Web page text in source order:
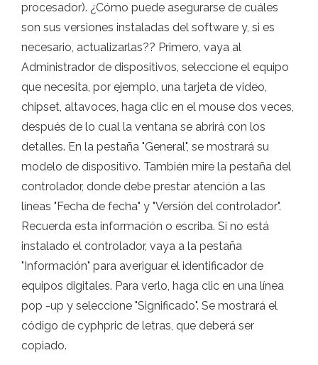
procesador). ¿Cómo puede asegurarse de cuáles
son sus versiones instaladas del software y, si es
necesario, actualizarlas?? Primero, vaya al
Administrador de dispositivos, seleccione el equipo
que necesita, por ejemplo, una tarjeta de video,
chipset, altavoces, haga clic en el mouse dos veces,
después de lo cual la ventana se abrirá con los
detalles. En la pestaña "General", se mostrará su
modelo de dispositivo. También mire la pestaña del
controlador, donde debe prestar atención a las
líneas "Fecha de fecha" y "Versión del controlador".
Recuerda esta información o escriba. Si no está
instalado el controlador, vaya a la pestaña
"Información" para averiguar el identificador de
equipos digitales. Para verlo, haga clic en una línea
pop -up y seleccione "Significado". Se mostrará el
código de cyphpric de letras, que deberá ser
copiado.